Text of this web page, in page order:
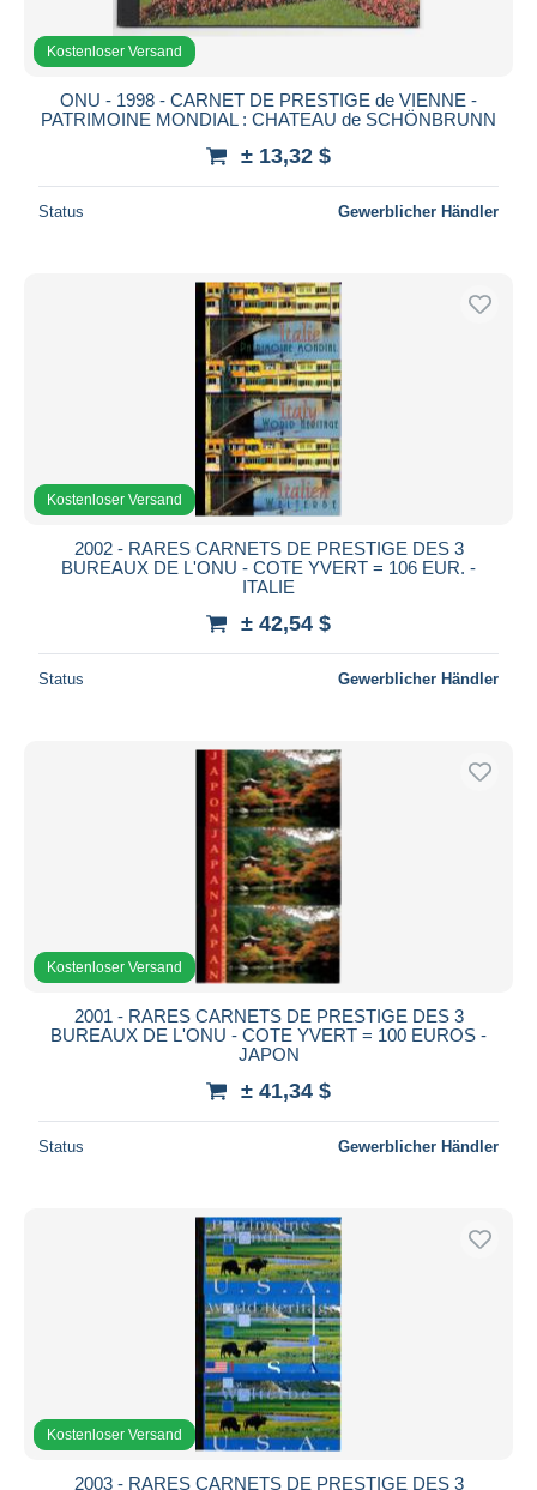
Kostenloser Versand
ONU - 1998 - CARNET DE PRESTIGE de VIENNE -
PATRIMOINE MONDIAL : CHATEAU de SCHÖNBRUNN
± 13,32 $
Status Gewerblicher Händler
Kostenloser Versand
2002 - RARES CARNETS DE PRESTIGE DES 3
BUREAUX DE L'ONU - COTE YVERT = 106 EUR. -
ITALIE
± 42,54 $
Status Gewerblicher Händler
Kostenloser Versand
2001 - RARES CARNETS DE PRESTIGE DES 3
BUREAUX DE L'ONU - COTE YVERT = 100 EUROS -
JAPON
± 41,34 $
Status Gewerblicher Händler
Kostenloser Versand
2003 - RARES CARNETS DE PRESTIGE DES 3